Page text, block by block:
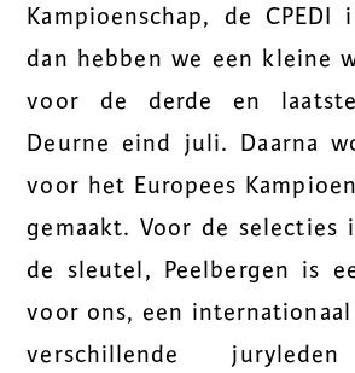
Kampioenschap, de CPEDI
dan hebben we een kleine
voor de derde en
Deurne eind juli. Daarna
voor het Europees
gemaakt. Voor de selecties
de sleutel, Peelbergen is
voor ons, een
verschillende